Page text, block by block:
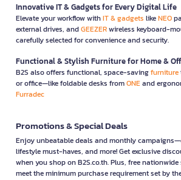
Innovative IT & Gadgets for Every Digital Life
Elevate your workflow withIT & gadgets likeNEO
external drives, andGEEZERwireless keyboard-
carefully selected for convenience and security.
Functional & Stylish Furniture for Home &
B2S also offers functional, space-savingfurniture
or office—like foldable desks fromONEand
Furradec
Promotions & Special Deals
Enjoy unbeatable deals and monthly
lifestyle must-haves, and more! Get exclusive
when you shop on B2S.co.th. Plus, free
meet the minimum purchase requirement set by